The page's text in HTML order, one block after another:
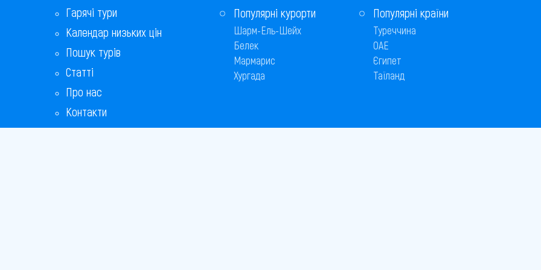
Гарячі тури
Календар низьких цін
Пошук турів
Статті
Про нас
Контакти
Бонусна програма
Популярні курорти
Шарм-Ель-Шейх
Белек
Мармарис
Хургада
Популярні країни
Туреччина
ОАЕ
Єгипет
Таїланд